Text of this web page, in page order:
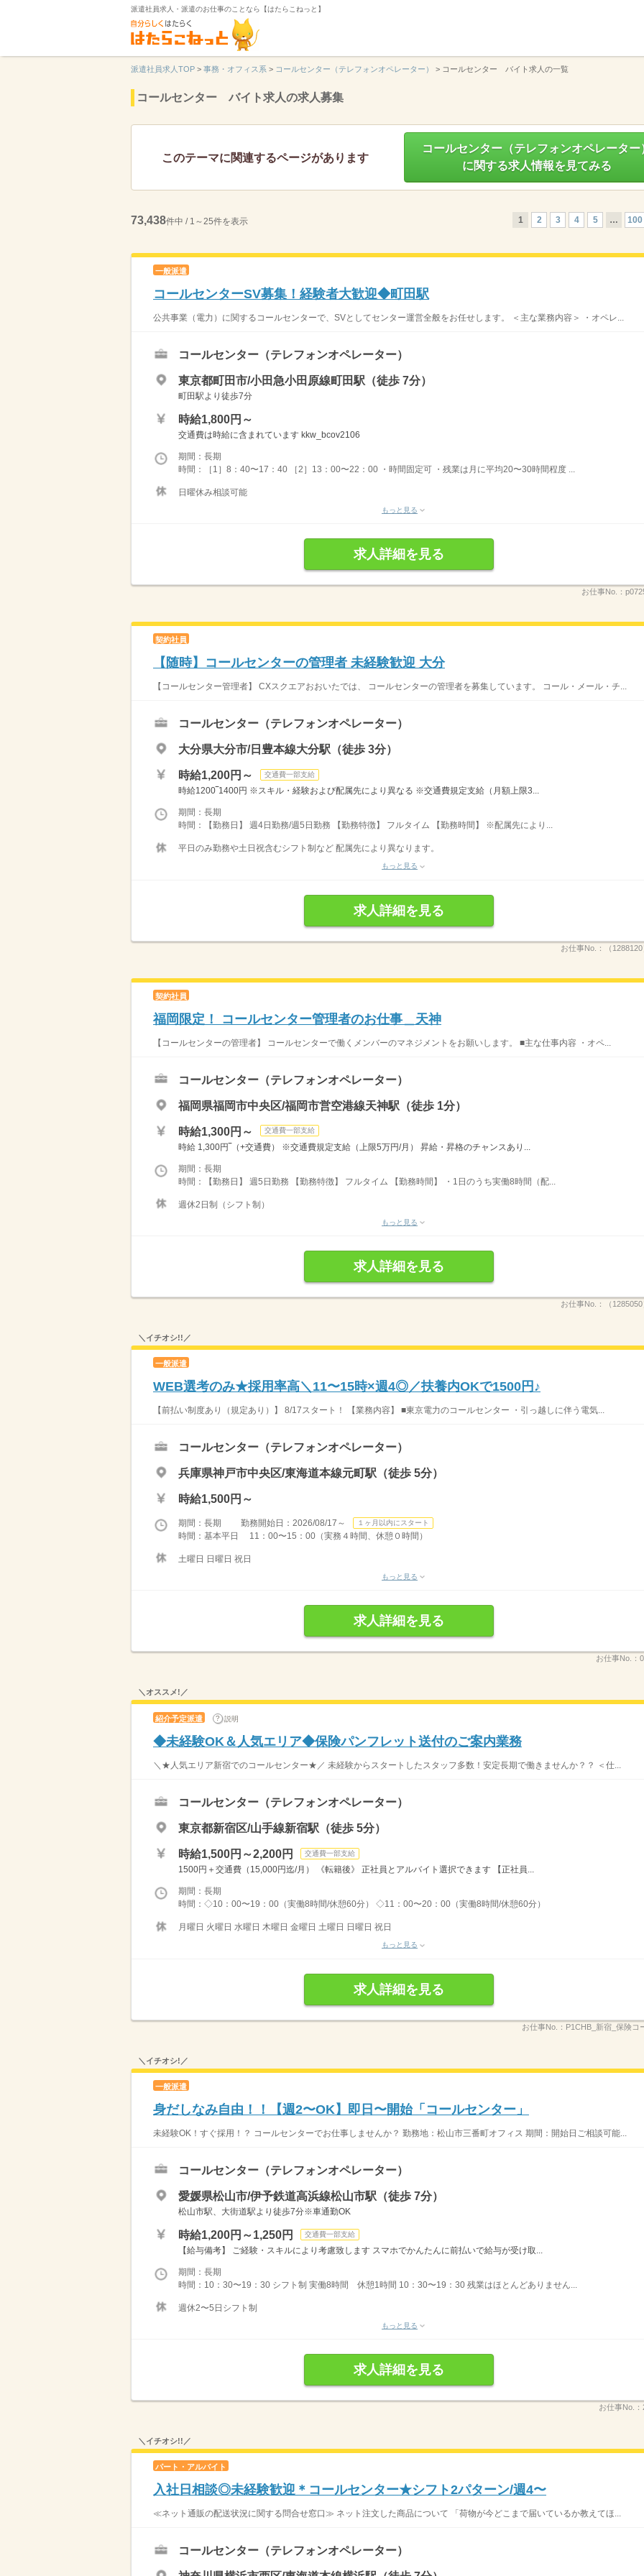
派遣社員求人・派遣のお仕事のことなら【はたらこねっと】
派遣社員求人TOP > 事務・オフィス系 > コールセンター（テレフォンオペレーター） > コールセンター バイト求人の一覧
コールセンター バイト求人の求人募集
このテーマに関連するページがあります
コールセンター（テレフォンオペレーター
に関する求人情報を見てみる
73,438件中 / 1～25件を表示 1 2 3 4 5 … 100
一般派遣
コールセンターSV募集！経験者大歓迎◆町田駅
公共事業（電力）に関するコールセンターで、SVとしてセンター運営全般をお任せします。 ＜主な業務内容＞ ・オペレ...
コールセンター（テレフォンオペレーター）
東京都町田市/小田急小田原線町田駅（徒歩 7分）
町田駅より徒歩7分
時給1,800円～
交通費は時給に含まれています kkw_bcov2106
期間：長期
時間：［1］8：40〜17：40 ［2］13：00〜22：00 ・時間固定可 ・残業は月に平均20〜30時間程度 ...
日曜休み相談可能
もっと見る
求人詳細を見る
お仕事No.：
契約社員
【随時】コールセンターの管理者 未経験歓迎 大分
【コールセンター管理者】 CXスクエアおおいたでは、 コールセンターの管理者を募集しています。 コール・メール・チ...
コールセンター（テレフォンオペレーター）
大分県大分市/日豊本線大分駅（徒歩 3分）
時給1,200円～ 交通費一部支給
時給1200‾1400円 ※スキル・経験および配属先により異なる ※交通費規定支給（月額上限3...
期間：長期
時間：【勤務日】 週4日勤務/週5日勤務 【勤務特徴】 フルタイム 【勤務時間】 ※配属先により...
平日のみ勤務や土日祝含むシフト制など 配属先により異なります。
もっと見る
求人詳細を見る
お仕事No.： （
契約社員
福岡限定！ コールセンター管理者のお仕事＿天神
【コールセンターの管理者】 コールセンターで働くメンバーのマネジメントをお願いします。 ■主な仕事内容 ・オペ...
コールセンター（テレフォンオペレーター）
福岡県福岡市中央区/福岡市営空港線天神駅（徒歩 1分）
時給1,300円～ 交通費一部支給
時給 1,300円‾（+交通費） ※交通費規定支給（上限5万円/月） 昇給・昇格のチャンスあり...
期間：長期
時間：【勤務日】 週5日勤務 【勤務特徴】 フルタイム 【勤務時間】 ・1日のうち実働8時間（配...
週休2日制（シフト制）
もっと見る
求人詳細を見る
お仕事No.： （
＼イチオシ!!／
一般派遣
WEB選考のみ★採用率高＼11〜15時×週4◎／扶養内OKで1500円♪
【前払い制度あり（規定あり）】 8/17スタート！ 【業務内容】 ■東京電力のコールセンター ・引っ越しに伴う電気...
コールセンター（テレフォンオペレーター）
兵庫県神戸市中央区/東海道本線元町駅（徒歩 5分）
時給1,500円～
期間：長期 勤務開始日：2026/08/17～ １ヶ月以内にスタート
時間：基本平日 11：00〜15：00（実務４時間、休憩０時間）
土曜日 日曜日 祝日
もっと見る
求人詳細を見る
お仕事No.：
＼オススメ!／
紹介予定派遣 説明
◆未経験OK＆人気エリア◆保険パンフレット送付のご案内業務
＼★人気エリア新宿でのコールセンター★／ 未経験からスタートしたスタッフ多数！安定長期で働きませんか？？ ＜仕...
コールセンター（テレフォンオペレーター）
東京都新宿区/山手線新宿駅（徒歩 5分）
時給1,500円～2,200円 交通費一部支給
1500円＋交通費（15,000円迄/月） 《転籍後》 正社員とアルバイト選択できます 【正社員...
期間：長期
時間：◇10：00〜19：00（実働8時間/休憩60分） ◇11：00〜20：00（実働8時間/休憩60分）
月曜日 火曜日 水曜日 木曜日 金曜日 土曜日 日曜日 祝日
もっと見る
求人詳細を見る
お仕事No.： P1CHB_新宿_保険コ
＼イチオシ!／
一般派遣
身だしなみ自由！！【週2〜OK】即日〜開始「コールセンター」
未経験OK！すぐ採用！？ コールセンターでお仕事しませんか？ 勤務地：松山市三番町オフィス 期間：開始日ご相談可能...
コールセンター（テレフォンオペレーター）
愛媛県松山市/伊予鉄道高浜線松山市駅（徒歩 7分）
松山市駅、大街道駅より徒歩7分※車通勤OK
時給1,200円～1,250円 交通費一部支給
【給与備考】 ご経験・スキルにより考慮致します スマホでかんたんに前払いで給与が受け取...
期間：長期
時間：10：30〜19：30 シフト制 実働8時間 休憩1時間 10：30〜19：30 残業はほとんどありません...
週休2〜5日シフト制
もっと見る
求人詳細を見る
お仕事No.：
＼イチオシ!!／
パート・アルバイト
入社日相談◎未経験歓迎＊コールセンター★シフト2パターン/週4〜
≪ネット通販の配送状況に関する問合せ窓口≫ ネット注文した商品について 「荷物が今どこまで届いているか教えてほ...
コールセンター（テレフォンオペレーター）